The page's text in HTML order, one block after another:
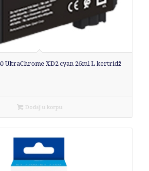
UltraChrome XD2 cyan 26ml L kertridž
Dodaj u korpu